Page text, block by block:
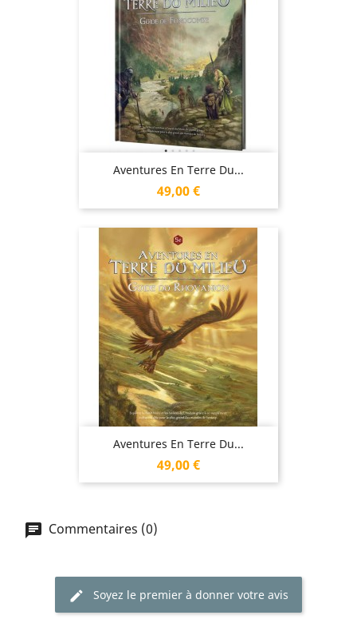
Aventures En Terre Du...
Prix
49,00 €
Aventures En Terre Du...
Prix
49,00 €
Commentaires (0)
Soyez le premier à donner votre avis